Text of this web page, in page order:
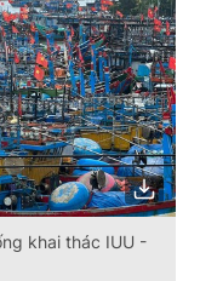
khai thác IUU -